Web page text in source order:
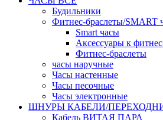
Будильники
Фитнес-браслеты/SMART
Smart часы
Аксессуары к
Фитнес-браслеты
часы наручные
Часы настенные
Часы песочные
Часы электронные
ШНУРЫ КАБЕЛИ/
Кабель ВИТАЯ ПАРА